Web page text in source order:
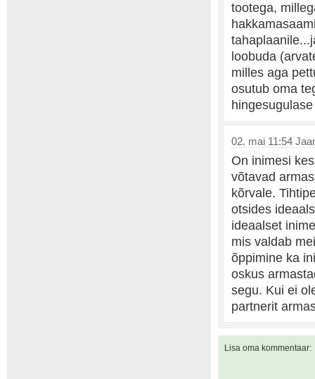
tootega,
loobuda
milles aga
osutub oma
02. mai 11:54
On inimesi
võtavad
kõrvale.
otsides
ideaalset
mis valdab
õppimine ka
oskus
segu. Kui ei
partnerit
Lisa oma kommentaar: